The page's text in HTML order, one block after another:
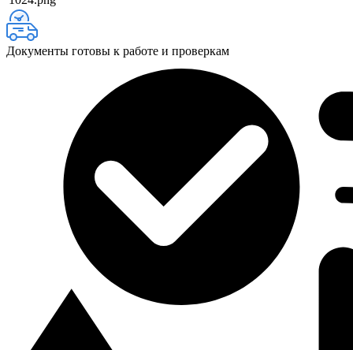
Документы готовы к работе и проверкам